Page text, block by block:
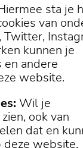
sta je
van
Twitter,
kunnen je
andere
website.
Wil je
ook van
dat en
website.